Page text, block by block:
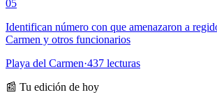
05
Identifican número con que amenazaron a
Carmen y otros funcionarios
Playa del Carmen·437 lecturas
📰 Tu edición de hoy